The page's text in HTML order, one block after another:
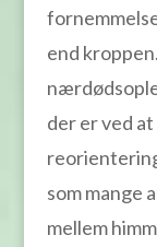
end
der er ved
som mange
mellem